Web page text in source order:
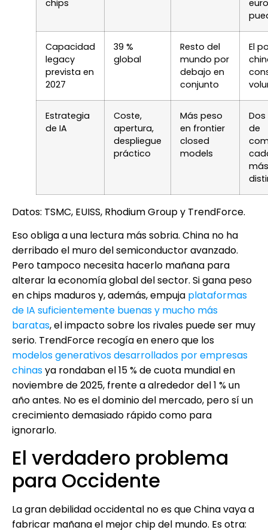
chips
Capacidad
legacy
prevista en
2027
39 %
global
Resto del
mundo por
debajo en
conjunto
El
Estrategia
de IA
Coste,
apertura,
despliegue
práctico
Más peso
en frontier
closed
models
de
más
Datos: TSMC, EUISS, Rhodium Group y TrendForce.
Eso obliga a una lectura más sobria. China no ha
derribado el muro del semiconductor avanzado.
Pero tampoco necesita hacerlo mañana para
alterar la economía global del sector. Si gana peso
en chips maduros y, además, empuja plataformas
de IA suficientemente buenas y mucho más
baratas, el impacto sobre los rivales puede ser muy
serio. TrendForce recogía en enero que los
modelos generativos desarrollados por empresas
chinasya rondaban el 15 % de cuota mundial en
noviembre de 2025, frente a alrededor del 1 % un
año antes. No es el dominio del mercado, pero sí un
crecimiento demasiado rápido como para
ignorarlo.
El verdadero problema
para Occidente
La gran debilidad occidental no es que China vaya a
fabricar mañana el mejor chip del mundo. Es otra: